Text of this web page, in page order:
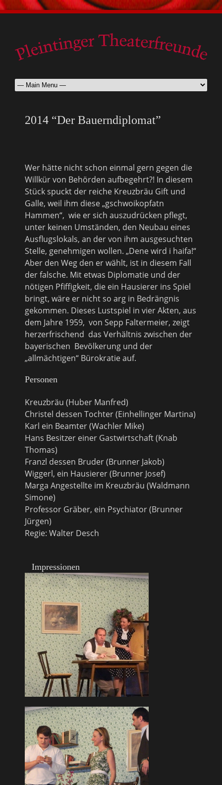
2014 “Der Bauerndiplomat”
Wer hätte nicht schon einmal gern gegen die
Willkür von Behörden aufbegehrt?! In diesem
Stück spuckt der reiche Kreuzbräu Gift und
Galle, weil ihm diese „gschwoikopfatn
Hammen“, wie er sich auszudrücken pflegt,
unter keinen Umständen, den Neubau eines
Ausflugslokals, an der von ihm ausgesuchten
Stelle, genehmigen wollen. „Dene wird i haifa!“
Aber den Weg den er wählt, ist in diesem Fall
der falsche. Mit etwas Diplomatie und der
nötigen Pfiffigkeit, die ein Hausierer ins Spiel
bringt, wäre er nicht so arg in Bedrängnis
gekommen. Dieses Lustspiel in vier Akten, aus
dem Jahre 1959, von Sepp Faltermeier, zeigt
herzerfrischend das Verhältnis zwischen der
bayerischen Bevölkerung und der
„allmächtigen“ Bürokratie auf.
Personen
Kreuzbräu (Huber Manfred)
Christel dessen Tochter (Einhellinger Martina)
Karl ein Beamter (Wachler Mike)
Hans Besitzer einer Gastwirtschaft (Knab
Thomas)
Franzl dessen Bruder (Brunner Jakob)
Wiggerl, ein Hausierer (Brunner Josef)
Marga Angestellte im Kreuzbräu (Waldmann
Simone)
Professor Gräber, ein Psychiator (Brunner
Jürgen)
Regie: Walter Desch
Impressionen